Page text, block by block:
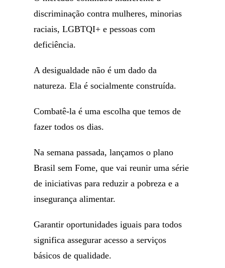
discriminação contra mulheres, minorias
raciais, LGBTQI+ e pessoas com
deficiência.
A desigualdade não é um dado da
natureza. Ela é socialmente construída.
Combatê-la é uma escolha que temos de
fazer todos os dias.
Na semana passada, lançamos o plano
Brasil sem Fome, que vai reunir uma série
de iniciativas para reduzir a pobreza e a
insegurança alimentar.
Garantir oportunidades iguais para todos
significa assegurar acesso a serviços
básicos de qualidade.